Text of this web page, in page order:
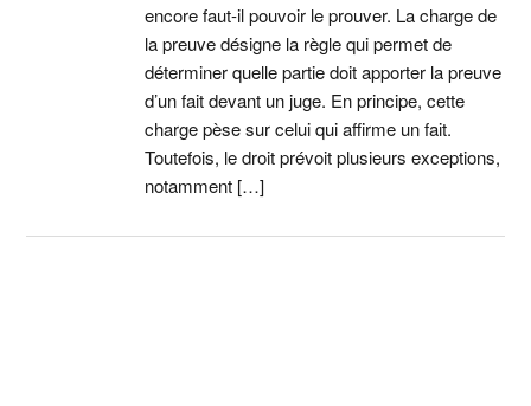
encore faut-il pouvoir le prouver. La charge de
la preuve désigne la règle qui permet de
déterminer quelle partie doit apporter la preuve
d’un fait devant un juge. En principe, cette
charge pèse sur celui qui affirme un fait.
Toutefois, le droit prévoit plusieurs exceptions,
notamment […]